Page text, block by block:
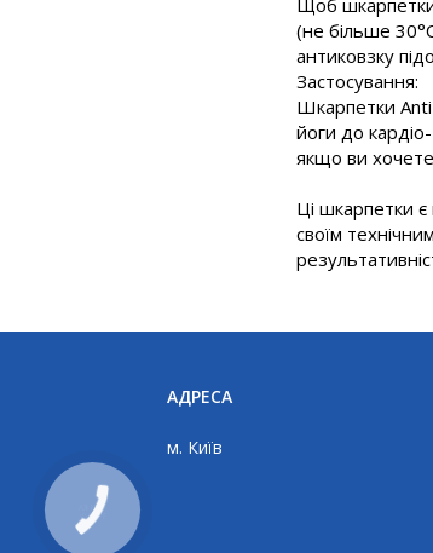
Щоб шкарпетки
(не більше
антиковзку
Застосування:
Шкарпетки
йоги до
якщо ви хочете
Ці шкарпетки є
своїм
АДРЕСА
м. Київ
КНОПКА
ЗВ'ЯЗКУ